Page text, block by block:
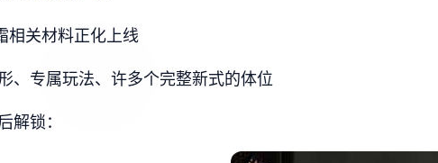
相关材料正化上线
、专属玩法、许多个完整新式的体位
解锁：